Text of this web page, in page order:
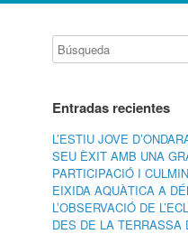
Entradas recientes
L’ESTIU JOVE
SEU ÈXIT AMB UNA
PARTICIPACIÓ I
EIXIDA AQUÀTICA A
L’OBSERVACIÓ DE
DES DE LA TERRASSA